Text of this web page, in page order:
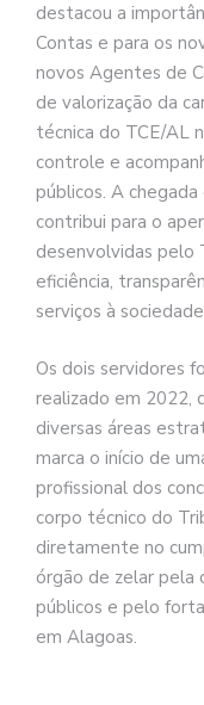
destacou a
Contas e para os
novos Agentes de
de valorização da
técnica do TCE/AL
controle e
públicos. A
contribui para o
desenvolvidas pelo
eficiência,
serviços à
Os dois servidores
realizado em 2022,
diversas áreas
marca o início de
profissional dos
corpo técnico do
diretamente no
órgão de zelar pela
públicos e pelo
em Alagoas.